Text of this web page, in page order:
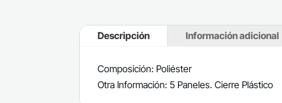
Descripción Información adicional
Composición: Poliéster
Otra Información: 5 Paneles. Cierre Plástico